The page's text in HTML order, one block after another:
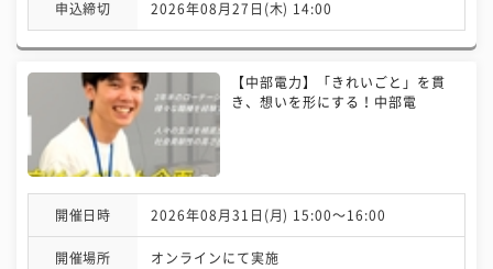
申込締切 2026年08月27日(木) 14:00
【中部電力】「きれいごと」を貫
き、想いを形にする！中部電
開催日時 2026年08月31日(月) 15:00〜16:00
開催場所 オンラインにて実施